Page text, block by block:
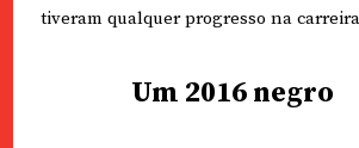
tiveram qualquer progresso na
Um 2016 negro